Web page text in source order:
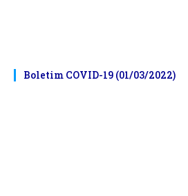
Boletim COVID-19 (01/03/2022)